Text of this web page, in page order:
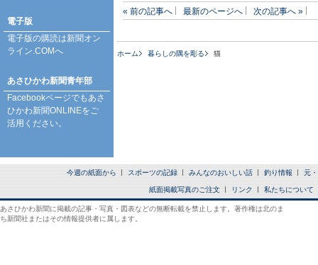
« 前の記事へ 最新のページへ 次の記事へ »
ホーム 暮らしの隅を彫る 猫
電子版
電子版の購読は新聞オン
ライン.COMへ
あさひかわ新聞青年部
Facebookページでもあさ
ひかわ新聞ONLINEをご
活用ください。
今週の紙面から スポーツの記録 みんなのおいしい話 釣り情報 元
紙面掲載写真のご注文 リンク 私たちについて
あさひかわ新聞に掲載の記事・写真・図表などの無断転載を禁止します。著作権は北のま
ち新聞社またはその情報提供者に属します。